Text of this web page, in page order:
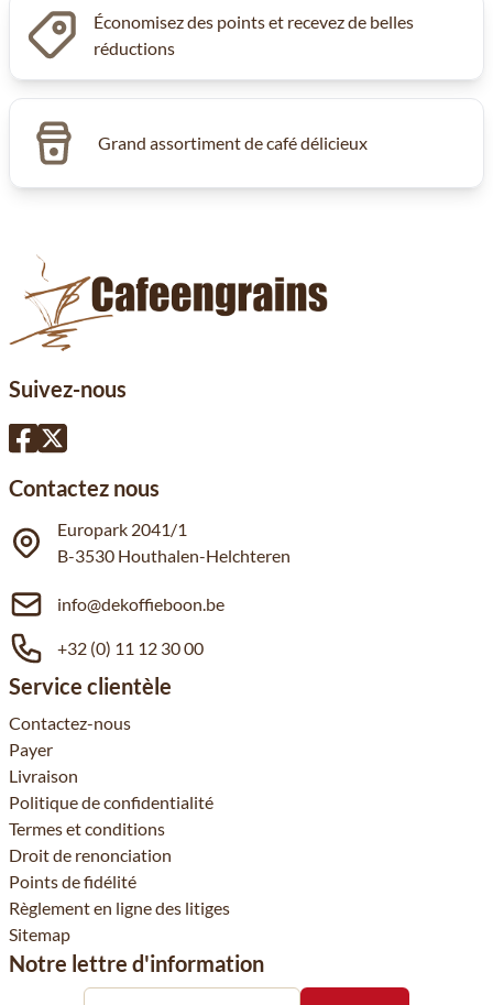
Économisez des points et recevez de belles
réductions
Grand assortiment de café délicieux
Suivez-nous
Contactez nous
Europark 2041/1
B-3530 Houthalen-Helchteren
info@dekoffieboon.be
+32 (0) 11 12 30 00
Service clientèle
Contactez-nous
Payer
Livraison
Politique de confidentialité
Termes et conditions
Droit de renonciation
Points de fidélité
Règlement en ligne des litiges
Sitemap
Notre lettre d'information